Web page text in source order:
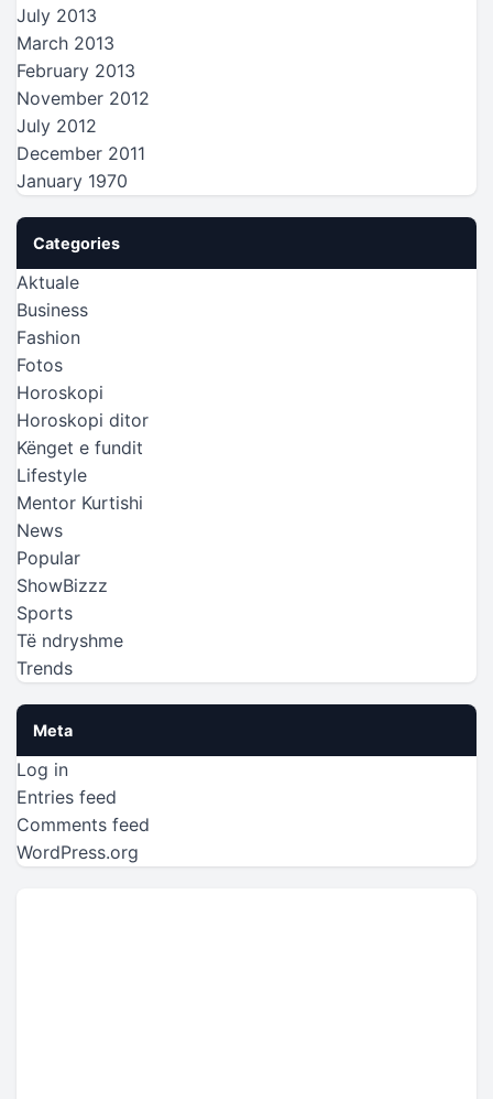
July 2013
March 2013
February 2013
November 2012
July 2012
December 2011
January 1970
Categories
Aktuale
Business
Fashion
Fotos
Horoskopi
Horoskopi ditor
Kënget e fundit
Lifestyle
Mentor Kurtishi
News
Popular
ShowBizzz
Sports
Të ndryshme
Trends
Meta
Log in
Entries feed
Comments feed
WordPress.org